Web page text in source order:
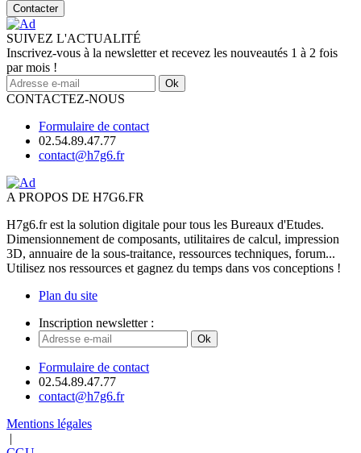
Contacter
SUIVEZ L'ACTUALITÉ
Inscrivez-vous à la newsletter et recevez les nouveautés 1 à 2 fois
par mois !
Ok
CONTACTEZ-NOUS
Formulaire de contact
02.54.89.47.77
contact@h7g6.fr
A PROPOS DE H7G6.FR
H7g6.fr est la solution digitale pour tous les Bureaux d'Etudes.
Dimensionnement de composants, utilitaires de calcul, impression
3D, annuaire de la sous-traitance, ressources techniques, forum...
Utilisez nos ressources et gagnez du temps dans vos conceptions !
Plan du site
Inscription newsletter :
Ok
Formulaire de contact
02.54.89.47.77
contact@h7g6.fr
Mentions légales
|